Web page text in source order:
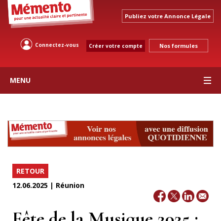
Publiez votre Annonce Légale
Connectez-vous Créer votre compte Nos formules
MENU
RETOUR
12.06.2025 | Réunion